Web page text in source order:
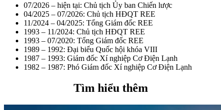
07/2026 – hiện tại: Chủ tịch Ủy ban Chiến lược
04/2025 – 07/2026: Chủ tịch HĐQT REE
11/2024 – 04/2025: Tổng Giám đốc REE
1993 – 11/2024: Chủ tịch HĐQT REE
1993 – 07/2020: Tổng Giám đốc REE
1989 – 1992: Đại biểu Quốc hội khóa VIII
1987 – 1993: Giám đốc Xí nghiệp Cơ Điện Lạnh
1982 – 1987: Phó Giám đốc Xí nghiệp Cơ Điện Lạnh
Tìm hiểu thêm